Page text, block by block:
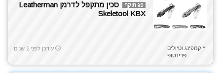
פג תוקף
סכין מתקפל לדרמן Leatherman
Skeletool KBX
קמפינג וטיולים
פרינטופ
עודכן לפני 2 שנים